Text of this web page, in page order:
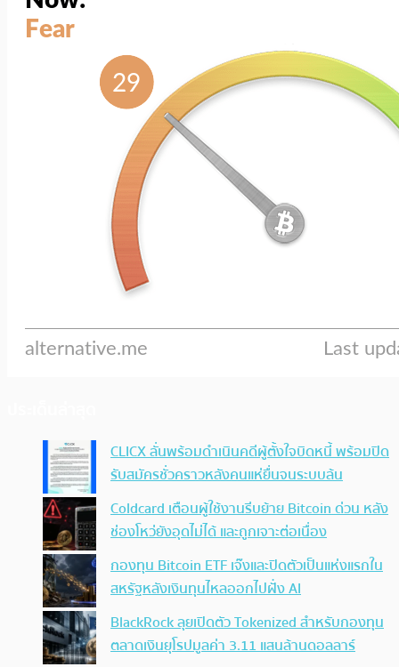
CLICX ลั่นพร้อมดำเนินคดีผู้ตั้งใจบิดหนี้ พร้อมปิด
รับสมัครชั่วคราวหลังคนแห่ยื่นจนระบบล้น
Coldcard เตือนผู้ใช้งานรีบย้าย Bitcoin ด่วน หลัง
ช่องโหว่ยังอุดไม่ได้ และถูกเจาะต่อเนื่อง
กองทุน Bitcoin ETF เจ๊งและปิดตัวเป็นแห่งแรกใน
สหรัฐหลังเงินทุนไหลออกไปฝั่ง AI
BlackRock ลุยเปิดตัว Tokenized สำหรับกองทุน
ตลาดเงินยุโรปมูลค่า 3.11 แสนล้านดอลลาร์